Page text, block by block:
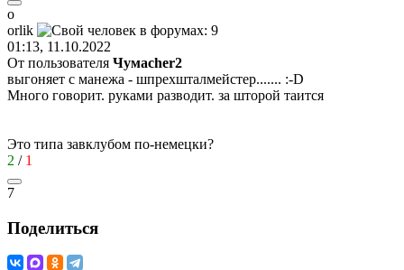
o
orlik
01:13, 11.10.2022
От пользователя Чумаcher2
выгоняет с манежа - шпрехшталмейстер....... :-D
Много говорит. руками разводит. за шторой таится
Это типа завклубом по-немецки?
2 / 1
7
Поделиться